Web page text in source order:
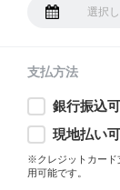
選択
支払方法
銀行振込
現地払い
※クレジットカード
用可能です。